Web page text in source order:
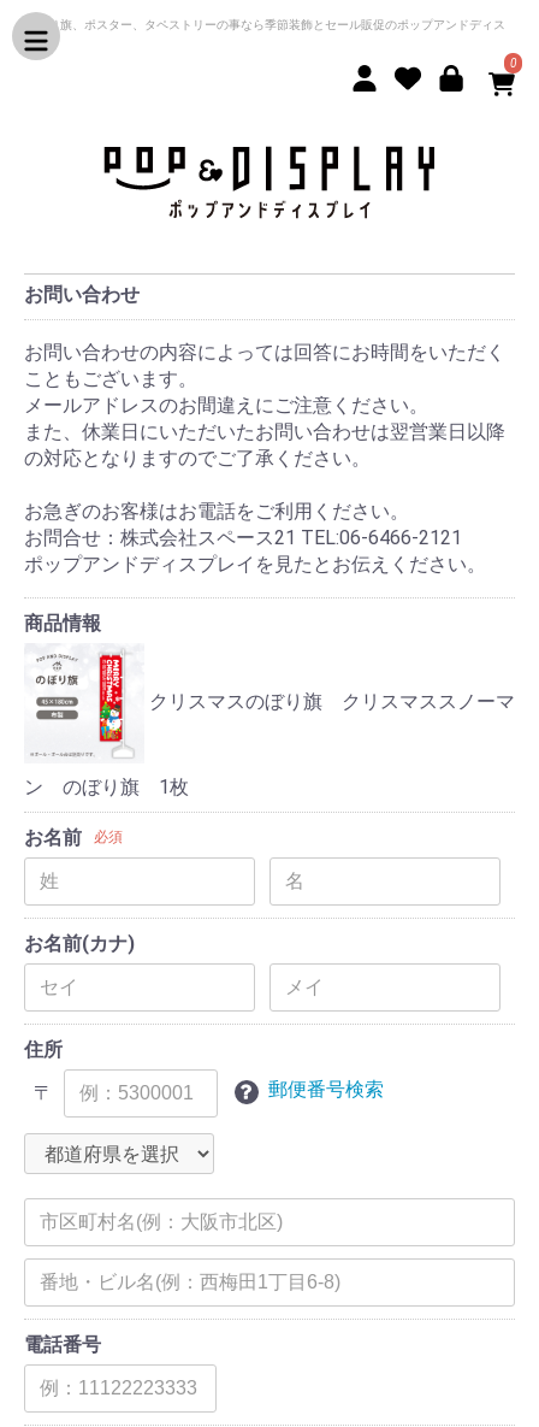
のぼり旗、ポスター、タペストリーの事なら季節装飾とセール販促のポップアンドディス
プレイ
0
お問い合わせ
お問い合わせの内容によっては回答にお時間をいただく
こともございます。
メールアドレスのお間違えにご注意ください。
また、休業日にいただいたお問い合わせは翌営業日以降
の対応となりますのでご了承ください。
お急ぎのお客様はお電話をご利用ください。
お問合せ：株式会社スペース21 TEL:06-6466-2121
ポップアンドディスプレイを見たとお伝えください。
商品情報
クリスマスのぼり旗 クリスマススノーマ
ン のぼり旗 1枚
お名前 必須
お名前(カナ)
住所
〒
郵便番号検索
電話番号